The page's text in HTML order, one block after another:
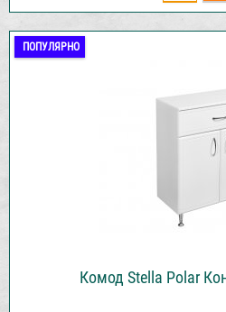
ПОПУЛЯРНО
Комод Stella Polar